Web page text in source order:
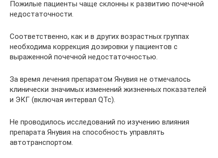
Пожилые пациенты чаще склонны к развитию почечной
недостаточности.
Соответственно, как и в других возрастных группах
необходима коррекция дозировки у пациентов с
выраженной почечной недостаточностью.
За время лечения препаратом Янувия не отмечалось
клинически значимых изменений жизненных показателей
и ЭКГ (включая интервал QTc).
Не проводилось исследований по изучению влияния
препарата Янувия на способность управлять
автотранспортом.